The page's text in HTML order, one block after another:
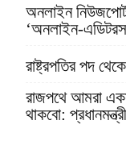
অনলাইন
‘অনলাইন-
রাষ্ট্রপতির পদ
রাজপথে আমরা
থাকবো: প্রধানমন্ত্রী